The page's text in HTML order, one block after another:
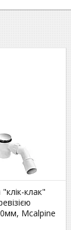
клак"
Mcalpine